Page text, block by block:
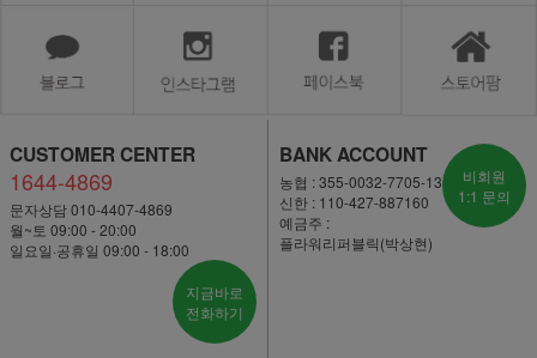
CUSTOMER CENTER
1644-4869
문자상담 010-4407-4869
월~토 09:00 - 20:00
일요일·공휴일 09:00 - 18:00
지금바로
전화하기
BANK ACCOUNT
농협 : 355-0032-7705-13
신한 : 110-427-887160
예금주 :
플라워리퍼블릭(박상현)
비회원
1:1 문의